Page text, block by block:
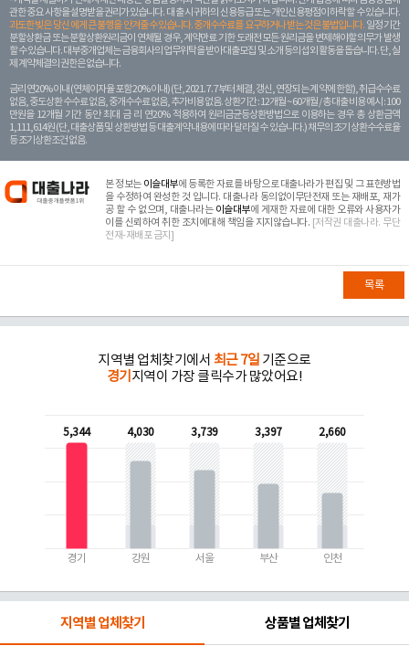
관한 중요 사항을 설명받을 권리가 있습니다. 대 출 시 귀하의 신용등급 또는 개인신용평점이 하락할 수 있습니다.
과도한 빚은 당신 에게 큰 불행을 안겨줄 수 있습니다. 중개수수료를 요구하거나 받는 것은 불법입니다. 일정 기간
분할상환금 또는 분할상환원리금이 연체될 경우, 계약만료 기한 도래전 모든 원리금을 변제해야할 의무가 발생
할 수 있습니다. 대부중개업체는 금융회사의 업무위탁을 받아 대출모집 및 소개 등의 섭외 활동을 돕습니다. 단, 실
제 계약체결의 권한은 없습니다.
금리 연20% 이내 (연체이자율 포함 20% 이내) (단, 2021. 7. 7부터 체결, 갱신, 연장되는 계 약에 한함), 취급수수료
없음, 중도상환 수수료 없음, 중개수수료 없음, 추가비용 없음. 상환기간 : 12개월 ~ 60개월 / 총 대출 비용 예시 : 100
만원을 12개월 기간 동안 최대 금 리 연20% 적용하여 원리금균등상환방법으로 이용하는 경우 총 상환금액
1,111,614원 (단, 대출상품 및 상환방법 등 대출계약 내용에 따라 달라질 수 있습니다.) 채무의 조기 상환수수료율
등 조기상환조건 없음.
본 정보는 이슬대부에 등록한 자료를 바탕으로 대출나라가 편집 및 그 표현방법
을 수정하여 완성한 것 입니다. 대출나라 동의없이무단전재 또는 재배포, 재가
공 할 수 없으며, 대출나라는 이슬대부에 게재한 자료에 대한 오류와 사용자가
이를 신뢰하여 취한 조치에대해 책임을 지지않습니다. [저작권 대출나라. 무단
전재-재배포 금지]
목록
지역별 업체찾기에서 최근 7일 기준으로
경기 지역이 가장 클릭수가 많았어요!
5,344
경기
4,030
강원
3,739
서울
3,397
부산
2,660
인천
지역별 업체찾기 상품별 업체찾기